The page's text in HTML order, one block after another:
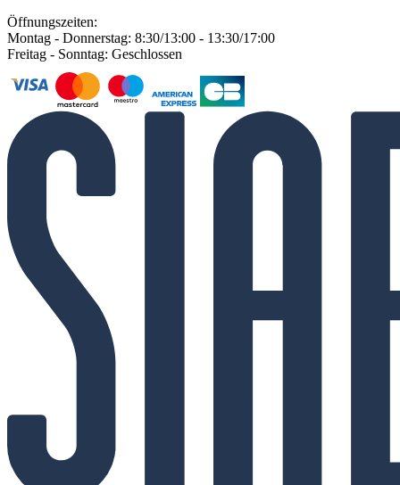
Öffnungszeiten:
Montag - Donnerstag: 8:30/13:00 - 13:30/17:00
Freitag - Sonntag: Geschlossen